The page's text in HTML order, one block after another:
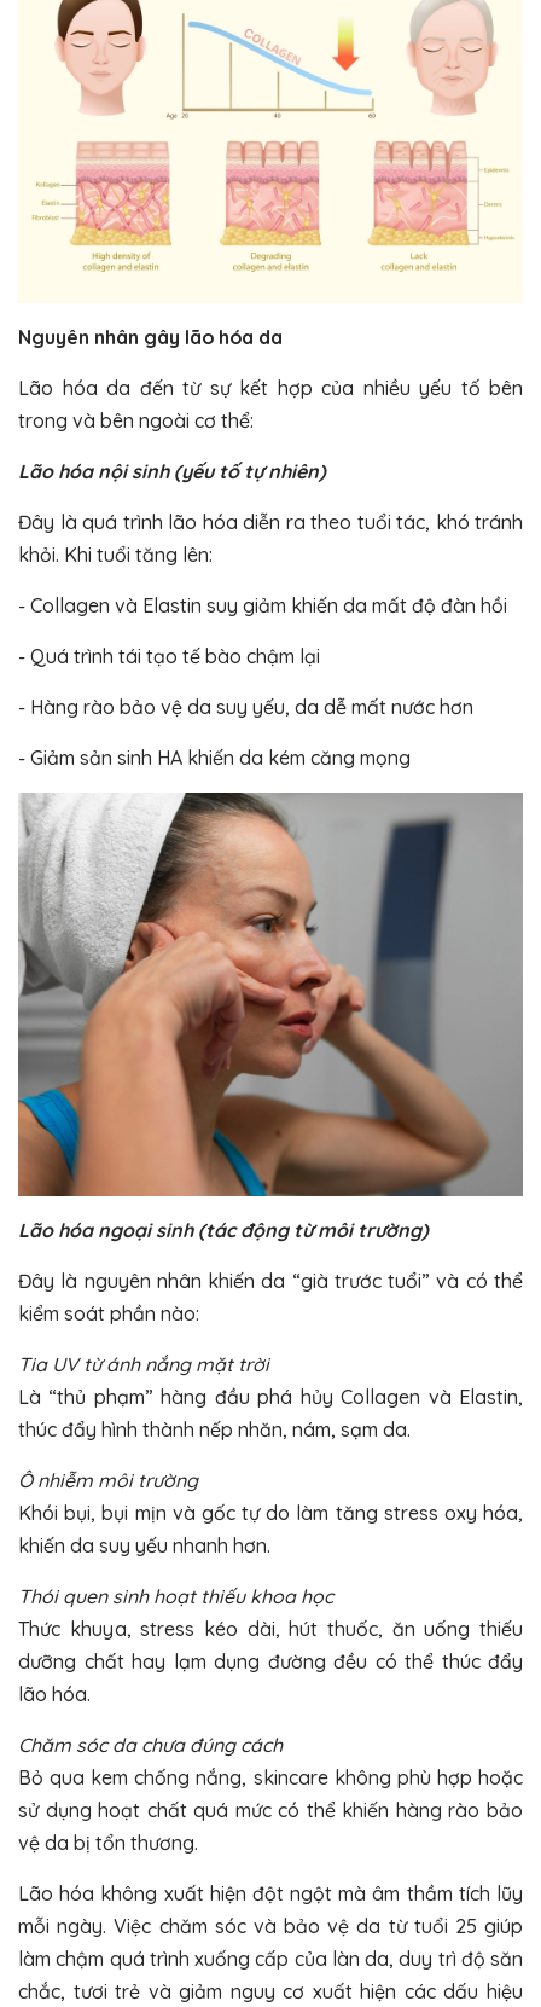
Nguyên nhân gây lão hóa da
Lão hóa da đến từ sự kết hợp của nhiều yếu tố bên
trong và bên ngoài cơ thể:
Lão hóa nội sinh (yếu tố tự nhiên)
Đây là quá trình lão hóa diễn ra theo tuổi tác, khó tránh
khỏi. Khi tuổi tăng lên:
- Collagen và Elastin suy giảm khiến da mất độ đàn hồi
- Quá trình tái tạo tế bào chậm lại
- Hàng rào bảo vệ da suy yếu, da dễ mất nước hơn
- Giảm sản sinh HA khiến da kém căng mọng
Lão hóa ngoại sinh (tác động từ môi trường)
Đây là nguyên nhân khiến da “già trước tuổi” và có thể
kiểm soát phần nào:
Tia UV từ ánh nắng mặt trời
Là “thủ phạm” hàng đầu phá hủy Collagen và Elastin,
thúc đẩy hình thành nếp nhăn, nám, sạm da.
Ô nhiễm môi trường
Khói bụi, bụi mịn và gốc tự do làm tăng stress oxy hóa,
khiến da suy yếu nhanh hơn.
Thói quen sinh hoạt thiếu khoa học
Thức khuya, stress kéo dài, hút thuốc, ăn uống thiếu
dưỡng chất hay lạm dụng đường đều có thể thúc đẩy
lão hóa.
Chăm sóc da chưa đúng cách
Bỏ qua kem chống nắng, skincare không phù hợp hoặc
sử dụng hoạt chất quá mức có thể khiến hàng rào bảo
vệ da bị tổn thương.
Lão hóa không xuất hiện đột ngột mà âm thầm tích lũy
mỗi ngày. Việc chăm sóc và bảo vệ da từ tuổi 25 giúp
làm chậm quá trình xuống cấp của làn da, duy trì độ săn
chắc, tươi trẻ và giảm nguy cơ xuất hiện các dấu hiệu